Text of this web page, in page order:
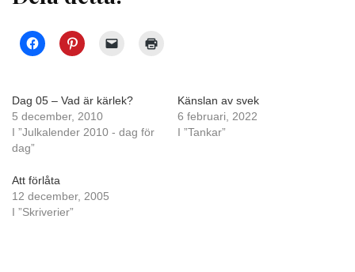
Dag 05 – Vad är kärlek?
5 december, 2010
I ”Julkalender 2010 - dag för
dag”
Känslan av svek
6 februari, 2022
I ”Tankar”
Att förlåta
12 december, 2005
I ”Skriverier”